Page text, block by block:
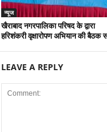
न्यूज
खैराबाद नगरपालिका परिषद के द्वारा
हरिशंकरी वृक्षारोपण अभियान की बैठक
LEAVE A REPLY